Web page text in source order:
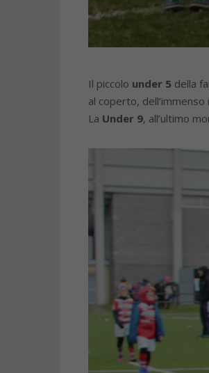
Il piccolo under 5 della
al coperto,
La Under 9, all’ultimo